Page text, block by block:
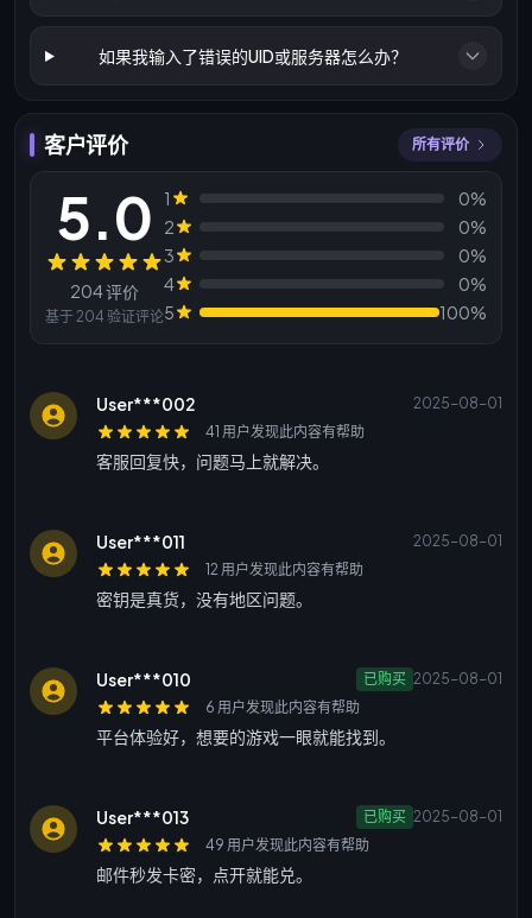
如果我输入了错误的UID或服务器怎么办？
客户评价 所有评价
评价
5.0
204 评价
基于 204 验证评论
1
0%
2
0%
3
0%
4
0%
5
100%
User***002
2025-08-01
41 用户发现此内容有帮助
客服回复快，问题马上就解决。
User***011
2025-08-01
12 用户发现此内容有帮助
密钥是真货，没有地区问题。
User***010 已购买 2025-08-01
6 用户发现此内容有帮助
平台体验好，想要的游戏一眼就能找到。
User***013 已购买 2025-08-01
49 用户发现此内容有帮助
邮件秒发卡密，点开就能兑。